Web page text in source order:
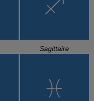
Sagittaire